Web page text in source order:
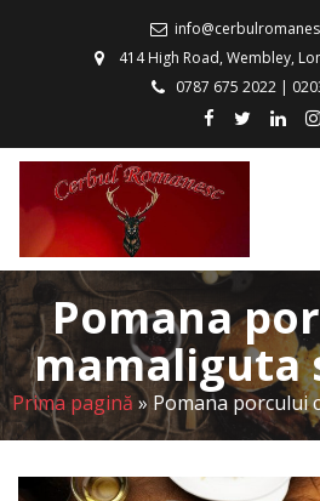
t
e
n
t
414 High Road, Wembley,
0787 675 2022 |
Pomana
mamaliguta
Prima pagină »Pomana porcului